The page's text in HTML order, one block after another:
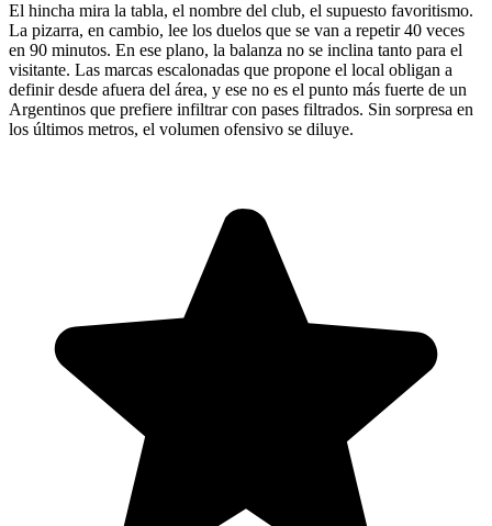
El hincha mira la tabla, el nombre del club, el supuesto favoritismo.
La pizarra, en cambio, lee los duelos que se van a repetir 40 veces
en 90 minutos. En ese plano, la balanza no se inclina tanto para el
visitante. Las marcas escalonadas que propone el local obligan a
definir desde afuera del área, y ese no es el punto más fuerte de un
Argentinos que prefiere infiltrar con pases filtrados. Sin sorpresa en
los últimos metros, el volumen ofensivo se diluye.